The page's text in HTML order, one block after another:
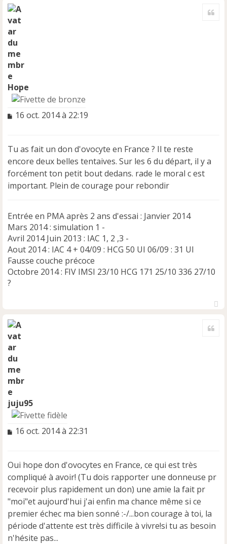
Hope
M
a
g
e
n
o
u
16 oct. 2014 à 22:19
Tu as fait un don d'ovocyte en France ? Il te reste
encore deux belles tentaives. Sur les 6 du départ, il y a
forcément ton petit bout dedans. rade le moral c est
important. Plein de courage pour rebondir
Entrée en PMA après 2 ans d'essai : Janvier 2014
Mars 2014 : simulation 1 -
Avril 2014 Juin 2013 : IAC 1, 2 ,3 -
Aout 2014 : IAC 4 + 04/09 : HCG 50 UI 06/09 : 31 UI
Fausse couche précoce
Octobre 2014 : FIV IMSI 23/10 HCG 171 25/10 336 27/10
?
juju95
M
a
g
e
n
o
n
l
u
16 oct. 2014 à 22:31
Oui hope don d'ovocytes en France, ce qui est très
compliqué à avoir! (Tu dois rapporter une donneuse pr
recevoir plus rapidement un don) une amie la fait pr
"moi"et aujourd'hui j'ai enfin ma chance même si ce
premier échec ma bien sonné :-/...bon courage à toi, la
période d'attente est très difficile à vivre!si tu as besoin
n'hésite pas...